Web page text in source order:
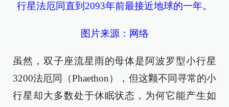
行星法厄同直到2093年前最接近地球的一年。
图片来源：网络
虽然，双子座流星雨的母体是阿波罗型小行星
3200法厄同（Phaethon），但这颗不同寻常的小
行星却大多数处于休眠状态，为何它能产生如